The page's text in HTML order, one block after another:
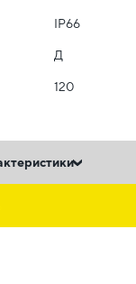
IP66
Д
120